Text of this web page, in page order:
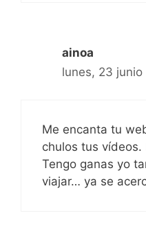
ainoa
lunes, 23 junio
Me encanta tu
chulos tus
Tengo ganas yo
viajar… ya se